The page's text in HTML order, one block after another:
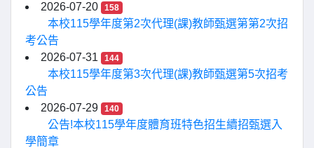
2026-07-20
158
本校115學年度第2次代理(課)教師甄選第第2次招
考公告
2026-07-31
144
本校115學年度第3次代理(課)教師甄選第5次招考
公告
2026-07-29
140
公告!本校115學年度體育班特色招生續招甄選入
學簡章